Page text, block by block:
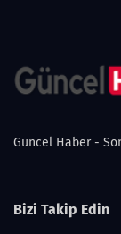
Guncel Haber -
Bizi Takip Edin